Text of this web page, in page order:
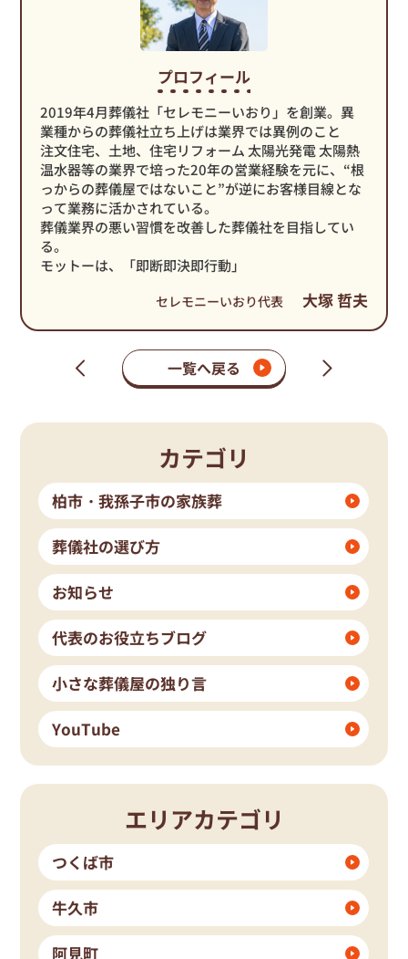
プロフィール
2019年4月葬儀社「セレモニーいおり」を創業。異
業種からの葬儀社立ち上げは業界では異例のこと
注文住宅、土地、住宅リフォーム 太陽光発電 太陽熱
温水器等の業界で培った20年の営業経験を元に、“根
っからの葬儀屋ではないこと”が逆にお客様目線とな
って業務に活かされている。
葬儀業界の悪い習慣を改善した葬儀社を目指してい
る。
モットーは、「即断即決即行動」
セレモニーいおり代表 大塚 哲夫
ー
一覧へ戻る
前
ー
カテゴリ
柏市・我孫子市の家族葬
葬儀社の選び方
お知らせ
代表のお役立ちブログ
小さな葬儀屋の独り言
YouTube
エリアカテゴリ
つくば市
牛久市
阿見町